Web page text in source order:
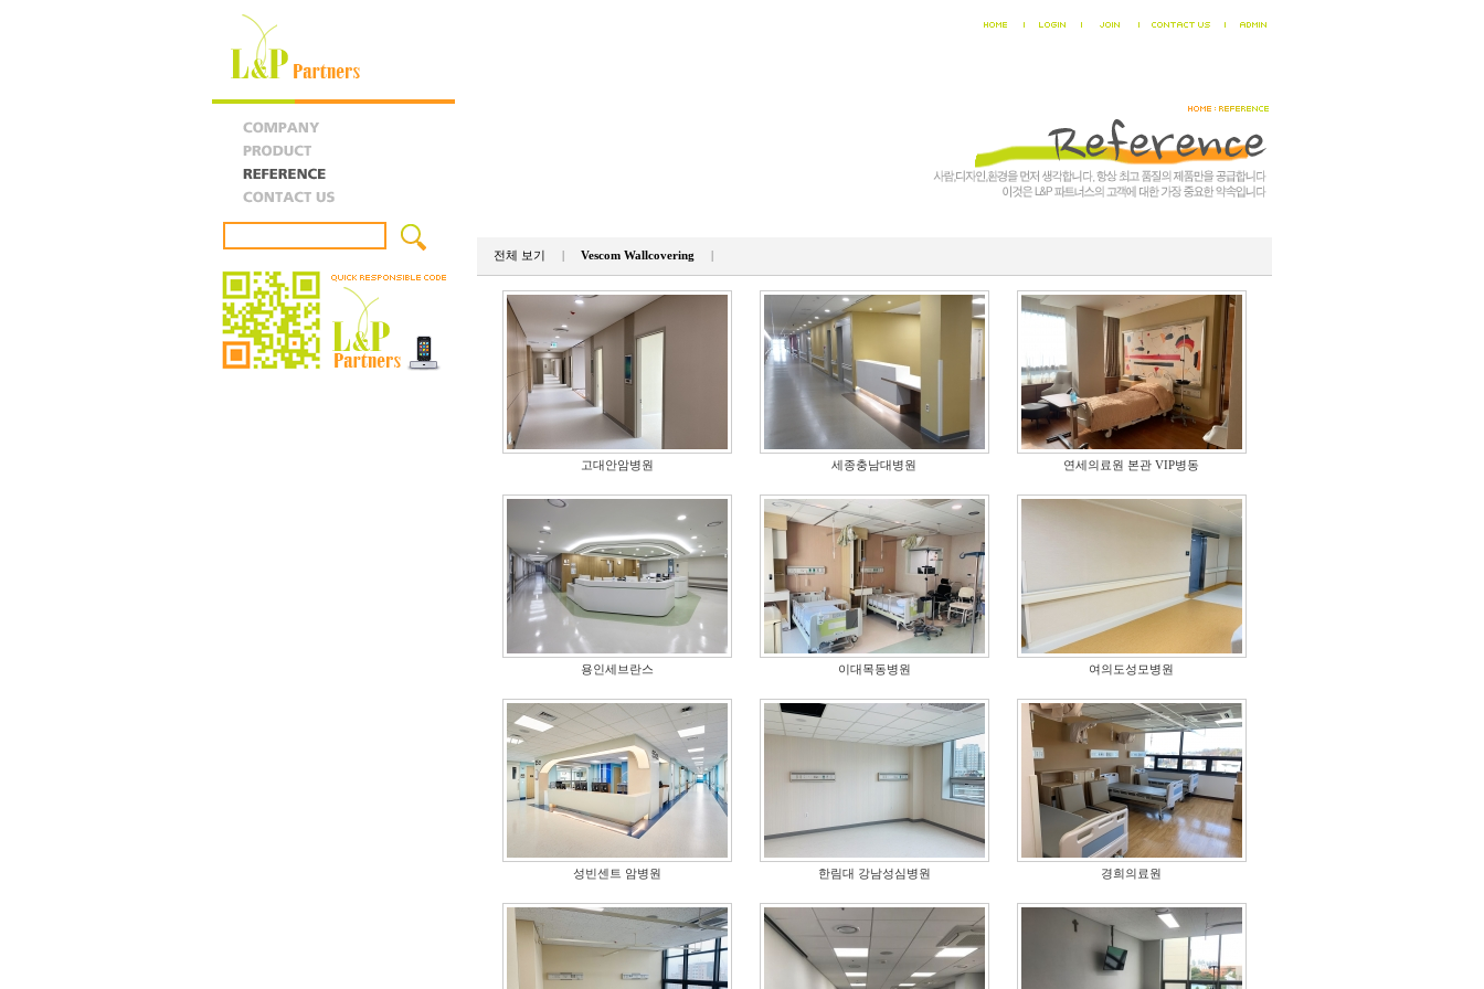
전체 보기 Vescom Wallcovering
고대안암병원 세종충남대병원 연세의료원 본관 VIP병동
용인세브란스 이대목동병원 여의도성모병원
성빈센트 암병원 한림대 강남성심병원 경희의료원